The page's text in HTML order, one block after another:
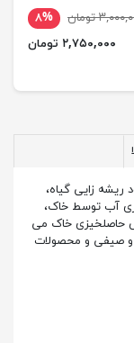
تومان
۸%
۲,۷۵۰,۰۰۰ تومان
زایی گیاه،
آب توسط خاک،
حاصلخیزی خاک می
و صیفی و محصولات